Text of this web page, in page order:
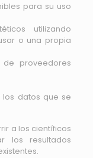
para su uso
utilizando
o una propia
proveedores
los datos que se
a los científicos
los resultados